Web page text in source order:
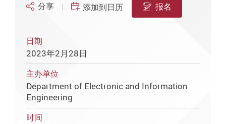
分享 添加到日历 报名
日期
2023年2月28日
主办单位
Department of Electronic and Information
Engineering
时间